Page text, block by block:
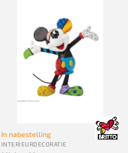
In nabestelling
INTERIEURDECORATIE